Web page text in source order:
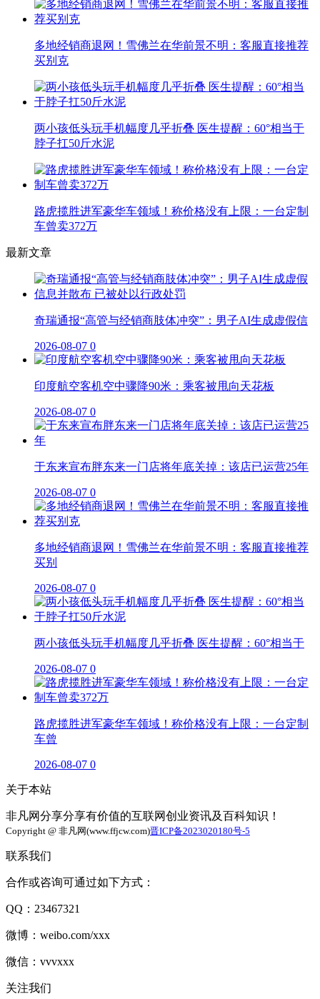
多地经销商退网！雪佛兰在华前景不明：客服直接推荐
买别克
两小孩低头玩手机幅度几乎折叠 医生提醒：60°相当于
脖子扛50斤水泥
路虎揽胜进军豪华车领域！称价格没有上限：一台定制
车曾卖372万
最新文章
奇瑞通报“高管与经销商肢体冲突”：男子AI生成虚假信
2026-08-07 0
印度航空客机空中骤降90米：乘客被甩向天花板
2026-08-07 0
于东来宣布胖东来一门店将年底关掉：该店已运营25年
2026-08-07 0
多地经销商退网！雪佛兰在华前景不明：客服直接推荐
买别
2026-08-07 0
两小孩低头玩手机幅度几乎折叠 医生提醒：60°相当于
2026-08-07 0
路虎揽胜进军豪华车领域！称价格没有上限：一台定制
车曾
2026-08-07 0
关于本站
非凡网分享分享有价值的互联网创业资讯及百科知识！
Copyright @ 非凡网(www.ffjcw.com)晋ICP备2023020180号-5
联系我们
合作或咨询可通过如下方式：
QQ：23467321
微博：weibo.com/xxx
微信：vvvxxx
关注我们